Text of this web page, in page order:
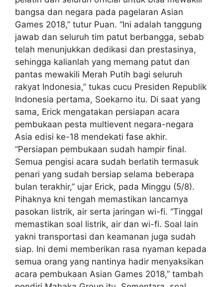
bangsa dan negara pada pagelaran Asian
Games 2018,” tutur Puan. “Ini adalah tanggung
jawab dan seluruh tim patut berbangga, sebab
telah menunjukkan dedikasi dan prestasinya,
sehingga kalianlah yang memang patut dan
pantas mewakili Merah Putih bagi seluruh
rakyat Indonesia,” tukas cucu Presiden Republik
Indonesia pertama, Soekarno itu. Di saat yang
sama, Erick mengatakan persiapan acara
pembukaan pesta multievent negara-negara
Asia edisi ke-18 mendekati fase akhir.
“Persiapan pembukaan sudah hampir final.
Semua pengisi acara sudah berlatih termasuk
penari yang sudah bersiap selama beberapa
bulan terakhir,” ujar Erick, pada Minggu (5/8).
Pihaknya kni tengah memastikan lancarnya
pasokan listrik, air serta jaringan wi-fi. “Tinggal
memastikan soal listrik, air dan wi-fi. Soal lain
yakni transportasi dan keamanan juga sudah
siap. Ini demi memberikan rasa nyaman kepada
semua orang yang nantinya hadir menyaksikan
acara pembukaan Asian Games 2018,” tambah